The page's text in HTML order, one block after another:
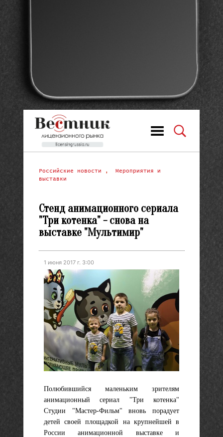
Российские новости , Мероприятия и
выставки
Стенд анимационного сериала
"Три котенка" - снова на
выставке "Мультимир"
1 июня 2017 г. 3:00
Полюбившийся маленьким зрителям
анимационный сериал "Три котенка"
Студии "Мастер-Фильм" вновь порадует
детей своей площадкой на крупнейшей в
России анимационной выставке и